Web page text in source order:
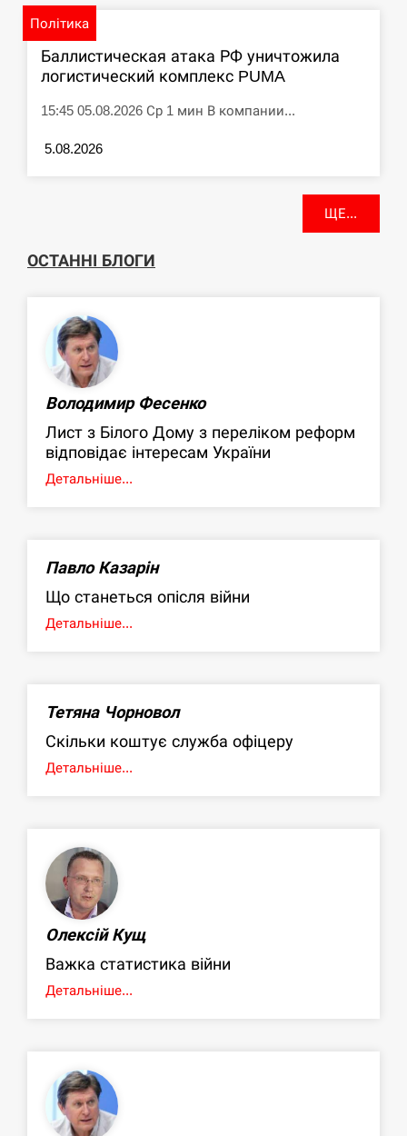
Політика
Баллистическая атака РФ уничтожила
логистический комплекс PUMA
15:45 05.08.2026 Ср 1 мин В компании...
5.08.2026
ЩЕ...
ОСТАННІ БЛОГИ
Володимир Фесенко
Лист з Білого Дому з переліком реформ
відповідає інтересам України
Детальніше...
Павло Казарін
Що станеться опісля війни
Детальніше...
Тетяна Чорновол
Скільки коштує служба офіцеру
Детальніше...
Олексій Кущ
Важка статистика війни
Детальніше...